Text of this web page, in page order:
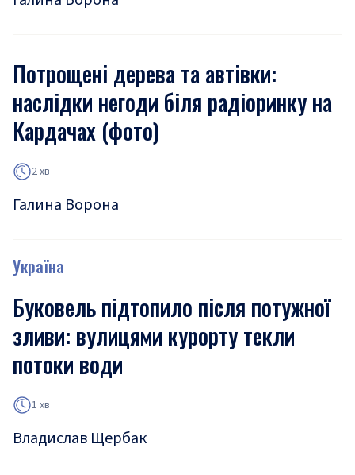
Потрощені дерева та автівки:
наслідки негоди біля радіоринку на
Кардачах (фото)
2 хв
Галина Ворона
Україна
Буковель підтопило після потужної
зливи: вулицями курорту текли
потоки води
1 хв
Владислав Щербак